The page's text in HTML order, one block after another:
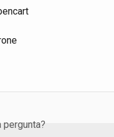
pergunta?